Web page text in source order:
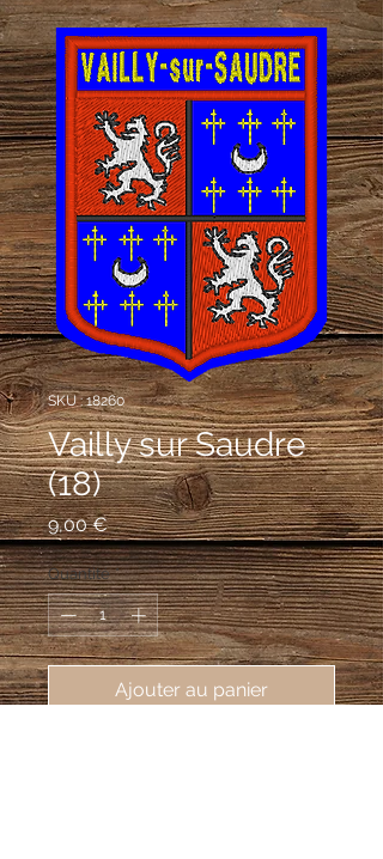
SKU : 18260
Vailly sur Saudre
(18)
9,00 €Prix
Quantité *
Ajouter au panier